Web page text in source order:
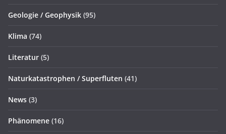
Geologie / Geophysik (95)
Klima (74)
Literatur (5)
Naturkatastrophen / Superfluten (41)
News (3)
Phänomene (16)